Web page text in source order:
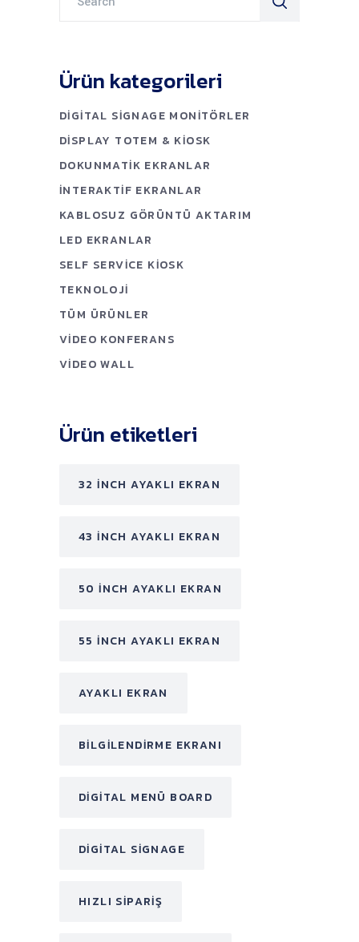
for:
Ürün kategorileri
DIGITAL SIGNAGE MONITÖRLER
DISPLAY TOTEM & KIOSK
DOKUNMATIK EKRANLAR
İNTERAKTIF EKRANLAR
KABLOSUZ GÖRÜNTÜ AKTARIM
LED EKRANLAR
SELF SERVICE KIOSK
TEKNOLOJI
TÜM ÜRÜNLER
VIDEO KONFERANS
VIDEO WALL
Ürün etiketleri
32 INCH AYAKLI EKRAN
43 INCH AYAKLI EKRAN
50 INCH AYAKLI EKRAN
55 INCH AYAKLI EKRAN
AYAKLI EKRAN
BILGILENDIRME EKRANI
DIGITAL MENÜ BOARD
DIGITAL SIGNAGE
HIZLI SIPARIŞ